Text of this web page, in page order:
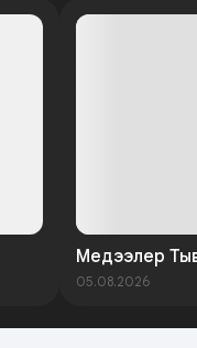
Медээлер
05.08.2026